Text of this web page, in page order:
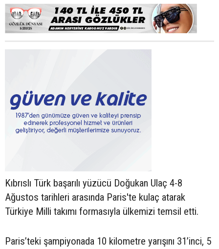
Kıbrıslı Türk başarılı yüzücü Doğukan Ulaç 4-8
Ağustos tarihleri arasında Paris'te kulaç atarak
Türkiye Milli takımı formasıyla ülkemizi temsil etti.
Paris’teki şampiyonada 10 kilometre yarışını 31’inci, 5